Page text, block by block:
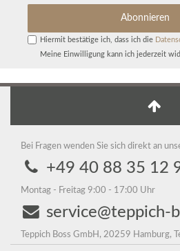
Abonnieren
Hiermit bestätige ich, dass ich die
Meine Einwilligung kann ich jederzeit
Bei Fragen wenden Sie sich direkt an
+49 40 88 35 12
Montag - Freitag 9:00 - 17:00 Uhr
service@teppich-
Teppich Boss GmbH, 20259 Hamburg,